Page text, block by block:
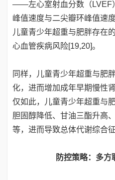
——左心室射血分数（LVEF
峰值速度与二尖瓣环峰值速
儿童青少年超重与肥胖存在
心血管疾病风险[19,20]。
同样，儿童青少年超重与肥
化，进而增加成年早期慢性
仅如此，儿童青少年超重与
胆固醇降低、甘油三酯升高
等，进而导致总体代谢综合
防控策略：多方